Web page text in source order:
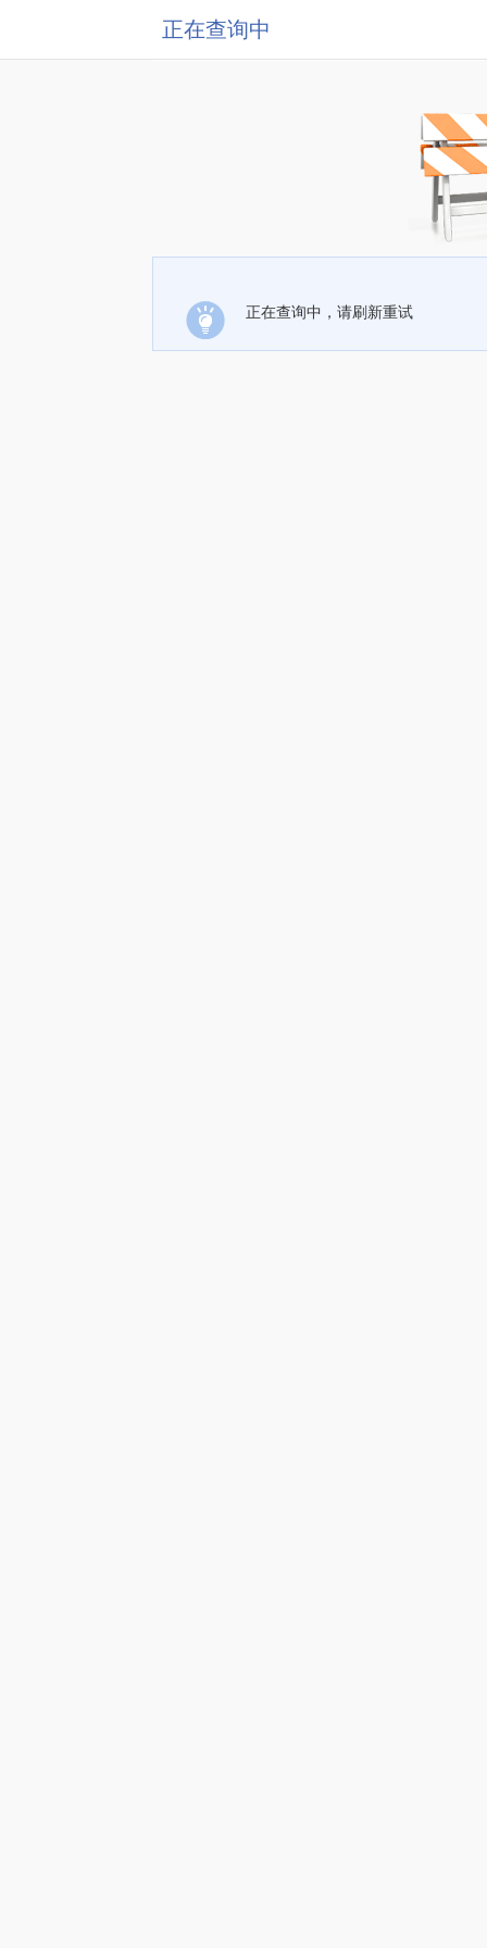
正在查询中
正在查询中，请刷新重试